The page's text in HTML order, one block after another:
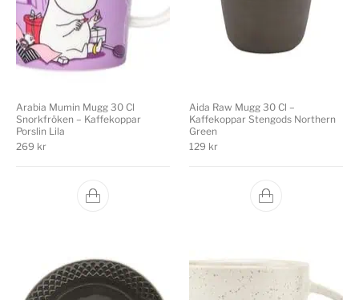
Arabia Mumin Mugg 30 Cl
Snorkfröken – Kaffekoppar
Porslin Lila
269 kr
Aida Raw Mugg 30 Cl –
Kaffekoppar Stengods Northern
Green
129 kr